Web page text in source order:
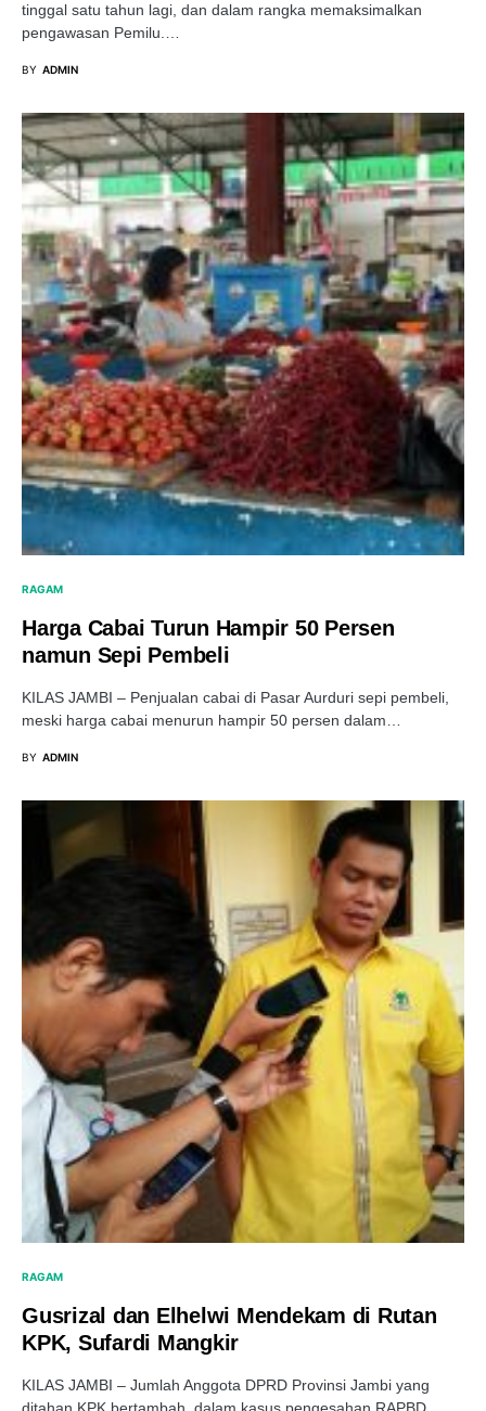
tinggal satu tahun lagi, dan dalam rangka memaksimalkan
pengawasan Pemilu.…
BY ADMIN
RAGAM
Harga Cabai Turun Hampir 50 Persen
namun Sepi Pembeli
KILAS JAMBI – Penjualan cabai di Pasar Aurduri sepi pembeli,
meski harga cabai menurun hampir 50 persen dalam…
BY ADMIN
RAGAM
Gusrizal dan Elhelwi Mendekam di Rutan
KPK, Sufardi Mangkir
KILAS JAMBI – Jumlah Anggota DPRD Provinsi Jambi yang